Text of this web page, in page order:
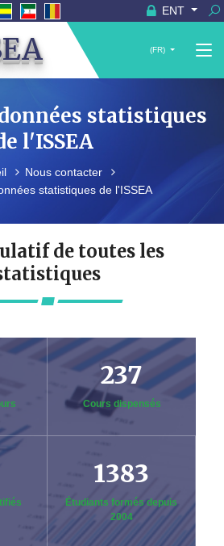
ENT
(FR)
statistiques
l'ISSEA
Nous contacter
statistiques de l'ISSEA
de toutes les
237
Cours dispensés
1383
Étudiants formés depuis
2004